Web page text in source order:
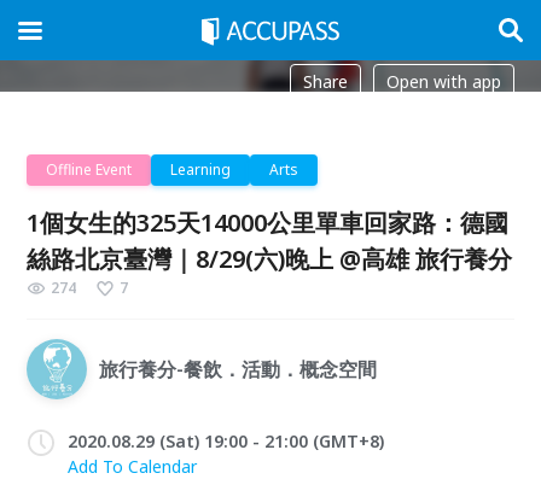
Share Open with app
Offline Event Learning Arts
1個女生的325天14000公里單車回家路：德國
絲路北京臺灣｜8/29(六)晚上 @高雄 旅行養分
274 7
旅行養分-餐飲．活動．概念空間
2020.08.29 (Sat) 19:00 - 21:00 (GMT+8)
Add To Calendar